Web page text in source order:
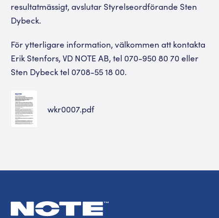
resultatmässigt, avslutar Styrelseordförande Sten
Dybeck.
För ytterligare information, välkommen att kontakta
Erik Stenfors, VD NOTE AB, tel 070-950 80 70 eller
Sten Dybeck tel 0708-55 18 00.
wkr0007.pdf